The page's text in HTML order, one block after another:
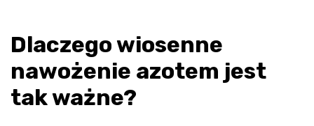
Dlaczego wiosenne
nawożenie azotem jest
tak ważne?